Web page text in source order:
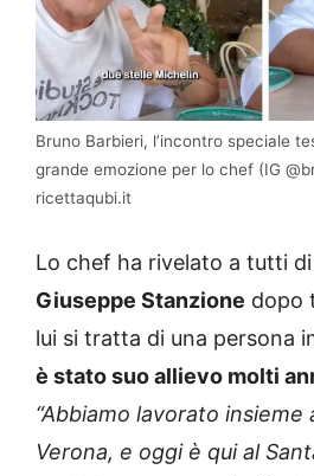
Bruno Barbieri, l’incontro speciale
grande emozione per lo chef (IG
ricettaqubi.it
Lo chef ha rivelato a tutti
Giuseppe Stanzione dopo
lui si tratta di una persona
è stato suo allievo molti
“Abbiamo lavorato insieme
Verona, e oggi è qui al